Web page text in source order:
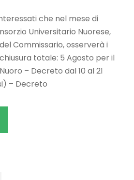
che nel mese di
Universitario Nuorese,
Commissario, osserverà i
totale: 5 Agosto per il
– Decreto dal 10 al 21
– Decreto